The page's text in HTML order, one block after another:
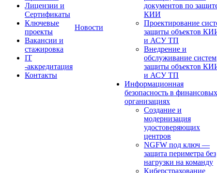
Лицензии и
Сертификаты
Ключевые
проекты
Вакансии и
стажировка
IT
-аккредитация
Контакты
Новости
документов по
КИИ
Проектирование
защиты объектов
и АСУ ТП
Внедрение и
обслуживание систем
защиты объектов
и АСУ ТП
Информационная
безопасность в финансовых
организациях
Создание и
модернизация
удостоверяющих
центров
NGFW под ключ —
защита периметра без
нагрузки на команду
Киберстрахование